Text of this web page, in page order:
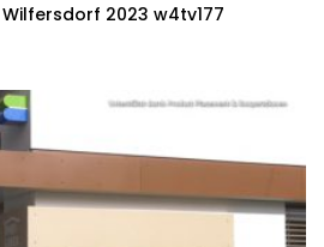
2023 w4tv177